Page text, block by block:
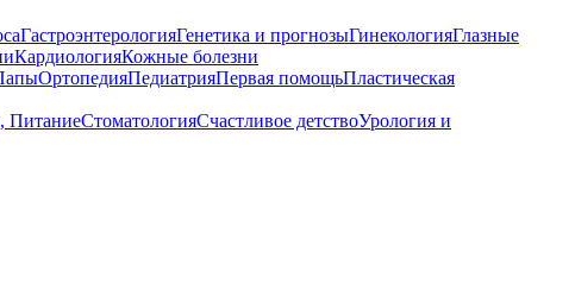
ГастроэнтерологияГенетика и прогнозыГинекологияГлазные
КардиологияКожные болезни
ОртопедияПедиатрияПервая помощьПластическая
ПитаниеСтоматологияСчастливое детствоУрология и